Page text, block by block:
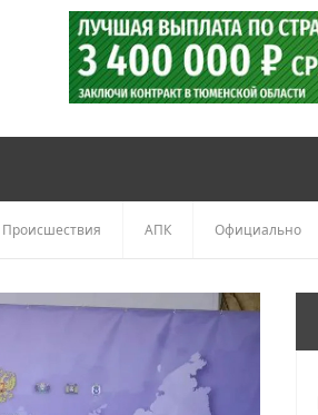
Происшествия АПК Официально